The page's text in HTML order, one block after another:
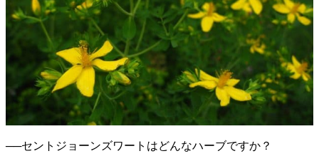
──セントジョーンズワートはどんなハーブですか？